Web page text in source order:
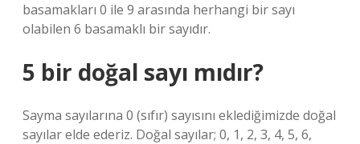
basamakları 0 ile 9 arasında herhangi bir sayı
olabilen 6 basamaklı bir sayıdır.
5 bir doğal sayı mıdır?
Sayma sayılarına 0 (sıfır) sayısını eklediğimizde doğal
sayılar elde ederiz. Doğal sayılar; 0, 1, 2, 3, 4, 5, 6,